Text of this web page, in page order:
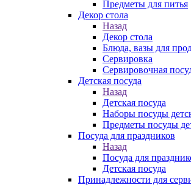
Предметы для питья
Декор стола
Назад
Декор стола
Блюда, вазы для
Сервировка
Сервировочная
Детская посуда
Назад
Детская посуда
Наборы посуды
Предметы посуды
Посуда для праздников
Назад
Посуда для
Детская посуда
Принадлежности для